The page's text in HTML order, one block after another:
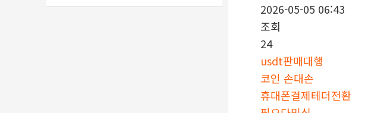
2026-05-05 06:43
조회
24
usdt판매대행
코인 손대손
휴대폰결제테더전환